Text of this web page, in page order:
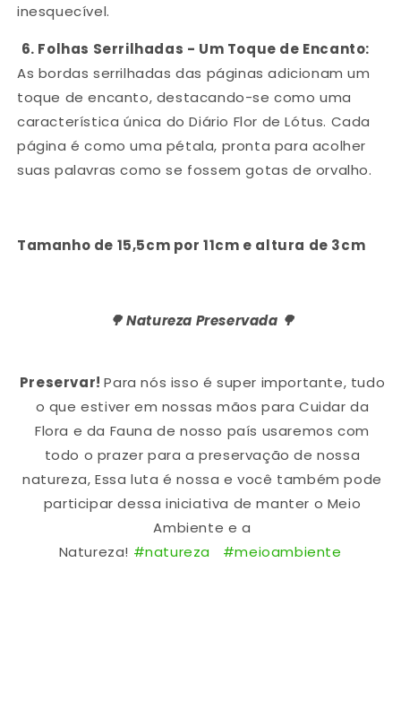
inesquecível.
6. Folhas Serrilhadas - Um Toque de Encanto:
As bordas serrilhadas das páginas adicionam um
toque de encanto, destacando-se como uma
característica única do Diário Flor de Lótus. Cada
página é como uma pétala, pronta para acolher
suas palavras como se fossem gotas de orvalho.
Tamanho de 15,5cm por 11cm e altura de 3cm
🌳 Natureza Preservada 🌳
Preservar!Para nós isso é super importante, tudo
o que estiver em nossas mãos para Cuidar da
Flora e da Fauna de nosso país usaremos com
todo o prazer para a preservação de nossa
natureza, Essa luta é nossa e você também pode
participar dessa iniciativa de manter o Meio
Ambiente e a
Natureza! #natureza #meioambiente